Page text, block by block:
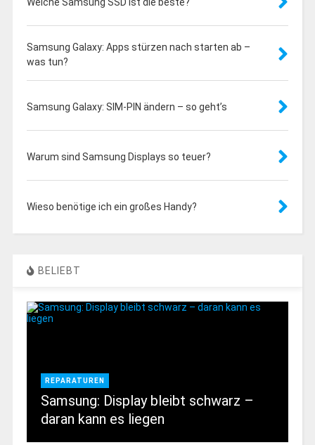
Samsung Galaxy: Apps stürzen nach starten ab –
was tun?
Samsung Galaxy: SIM-PIN ändern – so geht’s
Warum sind Samsung Displays so teuer?
Wieso benötige ich ein großes Handy?
BELIEBT
REPARATUREN
Samsung: Display bleibt schwarz –
daran kann es liegen